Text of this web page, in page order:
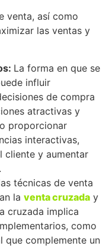
venta, así como
las ventas y
La forma en que se
influir
de compra
atractivas y
proporcionar
interactivas,
cliente y aumentar
técnicas de venta
la venta cruzada y
cruzada implica
como
que complemente un